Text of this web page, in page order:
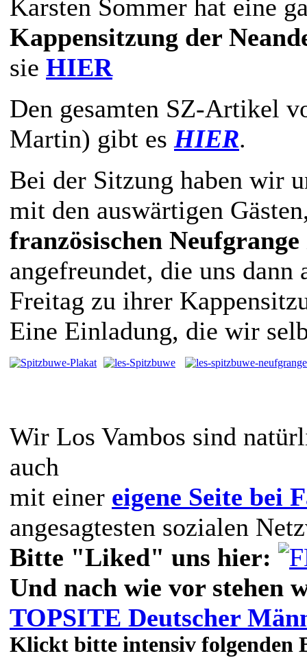
Karsten Sommer hat eine
Kappensitzung der
sie HIER
Den gesamten SZ-Artikel
Martin) gibt es HIER.
Bei der Sitzung haben wir
mit den auswärtigen
französischen Neufgrange
angefreundet, die uns
Freitag zu ihrer
Eine Einladung, die wir
Wir Los Vambos sind
auch
mit einer eigene Seite bei
angesagtesten sozialen
Bitte "Liked" uns hier:
Und nach wie vor stehen
TOPSITE Deutscher
Klickt bitte intensiv folgenden